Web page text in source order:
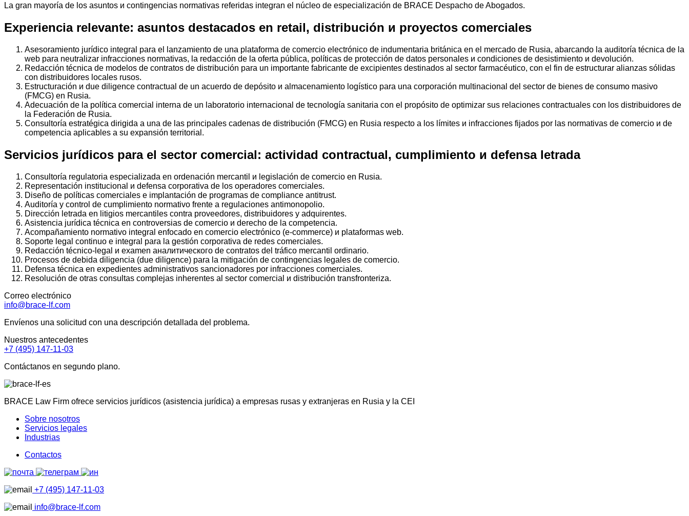
La gran mayoría de los asuntos и contingencias normativas referidas integran el núcleo de especialización de BRACE Despacho de Abogados.
Experiencia relevante: asuntos destacados en retail, distribución и proyectos comerciales
Asesoramiento jurídico integral para el lanzamiento de una plataforma de comercio electrónico de indumentaria británica en el mercado de Rusia, abarcando la auditoría técnica de la
web para neutralizar infracciones normativas, la redacción de la oferta pública, políticas de protección de datos personales и condiciones de desistimiento и devolución.
Redacción técnica de modelos de contratos de distribución para un importante fabricante de excipientes destinados al sector farmacéutico, con el fin de estructurar alianzas sólidas
con distribuidores locales rusos.
Estructuración и due diligence contractual de un acuerdo de depósito и almacenamiento logístico para una corporación multinacional del sector de bienes de consumo masivo
(FMCG) en Rusia.
Adecuación de la política comercial interna de un laboratorio internacional de tecnología sanitaria con el propósito de optimizar sus relaciones contractuales con los distribuidores de
la Federación de Rusia.
Consultoría estratégica dirigida a una de las principales cadenas de distribución (FMCG) en Rusia respecto a los límites и infracciones fijados por las normativas de comercio и de
competencia aplicables a su expansión territorial.
Servicios jurídicos para el sector comercial: actividad contractual, cumplimiento и defensa letrada
Consultoría regulatoria especializada en ordenación mercantil и legislación de comercio en Rusia.
Representación institucional и defensa corporativa de los operadores comerciales.
Diseño de políticas comerciales e implantación de programas de compliance antitrust.
Auditoría y control de cumplimiento normativo frente a regulaciones antimonopolio.
Dirección letrada en litigios mercantiles contra proveedores, distribuidores y adquirentes.
Asistencia jurídica técnica en controversias de comercio и derecho de la competencia.
Acompañamiento normativo integral enfocado en comercio electrónico (e-commerce) и plataformas web.
Soporte legal continuo e integral para la gestión corporativa de redes comerciales.
Redacción técnico-legal и examen аналитического de contratos del tráfico mercantil ordinario.
Procesos de debida diligencia (due diligence) para la mitigación de contingencias legales de comercio.
Defensa técnica en expedientes administrativos sancionadores por infracciones comerciales.
Resolución de otras consultas complejas inherentes al sector comercial и distribución transfronteriza.
Correo electrónico
info@brace-lf.com
Envíenos una solicitud con una descripción detallada del problema.
Nuestros antecedentes
+7 (495) 147-11-03
Contáctanos en segundo plano.
BRACE Law Firm ofrece servicios jurídicos (asistencia jurídica) a empresas rusas y extranjeras en Rusia y la CEI
Sobre nosotros
Servicios legales
Industrias
Contactos
+7 (495) 147-11-03
info@brace-lf.com